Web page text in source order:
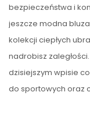
bezpieczeństwa i
jeszcze modna
kolekcji ciepłych
nadrobisz
dzisiejszym wpisie
do sportowych oraz